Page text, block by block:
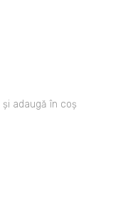
și adaugă în coș